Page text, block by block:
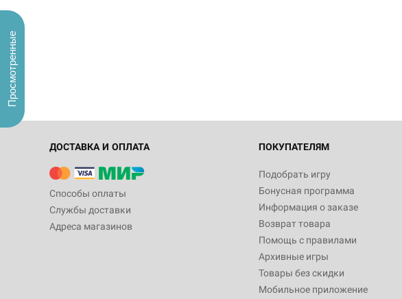
ДОСТАВКА И ОПЛАТА
Способы оплаты
Службы доставки
Адреса магазинов
ПОКУПАТЕЛЯМ
Подобрать игру
Бонусная программа
Информация о заказе
Возврат товара
Помощь с правилами
Архивные игры
Товары без скидки
Мобильное приложение
Просмотренные